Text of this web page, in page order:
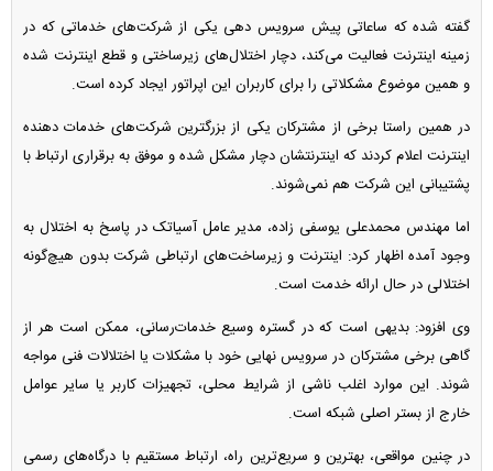
گفته شده که ساعاتی پیش سرویس دهی یکی از شرکت‌های خدماتی که در
زمینه اینترنت فعالیت می‌کند، دچار اختلال‌های زیرساختی و قطع اینترنت شده
و همین موضوع مشکلاتی را برای کاربران این اپراتور ایجاد کرده است.
در همین راستا برخی از مشترکان یکی از بزرگترین شرکت‌های خدمات دهنده
اینترنت اعلام کردند که اینترنتشان دچار مشکل شده و موفق به برقراری ارتباط با
پشتیبانی این شرکت هم نمی‌شوند.
اما مهندس محمدعلی یوسفی زاده، مدیر عامل آسیاتک در پاسخ به اختلال به
وجود آمده اظهار کرد: اینترنت و زیرساخت‌های ارتباطی شرکت بدون هیچ‌گونه
اختلالی در حال ارائه خدمت است.
وی افزود: بدیهی است که در گستره وسیع خدمات‌رسانی، ممکن است هر از
گاهی برخی مشترکان در سرویس نهایی خود با مشکلات یا اختلالات فنی مواجه
شوند. این موارد اغلب ناشی از شرایط محلی، تجهیزات کاربر یا سایر عوامل
خارج از بستر اصلی شبکه است.
در چنین مواقعی، بهترین و سریع‌ترین راه، ارتباط مستقیم با درگاه‌های رسمی